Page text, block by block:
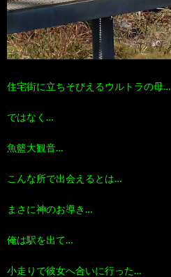
住宅街に立ちそびえるウルトラの母…
ではなく…
魚籃大観音…
こんな所で出会えるとは…
まさに神のお導き…
俺は駅を出て…
小走りで彼女へ合いに行った…